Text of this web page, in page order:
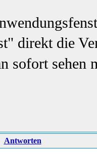
direkt die
sofort sehen
Antworten